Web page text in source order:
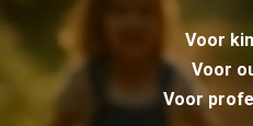
Voor
Voor
Voor